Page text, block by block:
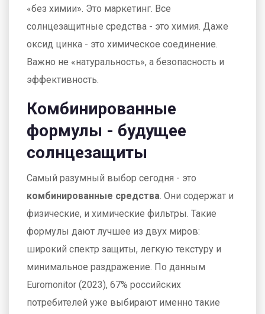
«без химии». Это маркетинг. Все
солнцезащитные средства - это химия. Даже
оксид цинка - это химическое соединение.
Важно не «натуральность», а безопасность и
эффективность.
Комбинированные
формулы - будущее
солнцезащиты
Самый разумный выбор сегодня - это
комбинированные средства. Они содержат и
физические, и химические фильтры. Такие
формулы дают лучшее из двух миров:
широкий спектр защиты, легкую текстуру и
минимальное раздражение. По данным
Euromonitor (2023), 67% российских
потребителей уже выбирают именно такие